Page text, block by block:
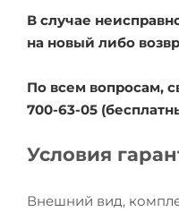
В случае
на новый либо
По всем вопросам,
700-63-05
Условия
Внешний вид,